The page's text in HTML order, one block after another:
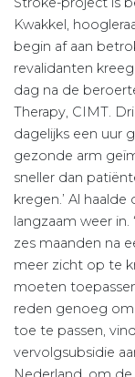
Kwakkel,
begin af aan
revalidanten
dag na de
Therapy, CIMT.
dagelijks een uur
gezonde arm
sneller dan
kregen.’ Al
langzaam weer
zes maanden na
meer zicht op te
moeten
reden genoeg
toe te passen,
vervolgsubsidie